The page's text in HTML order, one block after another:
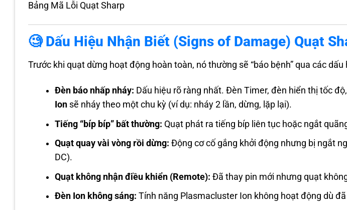
Bảng Mã Lỗi Quạt Sharp
🧐 Dấu Hiệu Nhận Biết (Signs of Damage) Quạt
Trước khi quạt dừng hoạt động hoàn toàn, nó thường sẽ “báo bệnh” qua các dấu
Đèn báo nhấp nháy: Dấu hiệu rõ ràng nhất. Đèn Timer, đèn hiển thị tốc
Ion sẽ nháy theo một chu kỳ (ví dụ: nháy 2 lần, dừng, lặp lại).
Tiếng “bíp bíp” bất thường: Quạt phát ra tiếng bíp liên tục hoặc ngắt
Quạt quay vài vòng rồi dừng: Động cơ cố gắng khởi động nhưng bị ngắt
DC).
Quạt không nhận điều khiển (Remote): Đã thay pin mới nhưng quạt
Đèn Ion không sáng: Tính năng Plasmacluster Ion không hoạt động dù